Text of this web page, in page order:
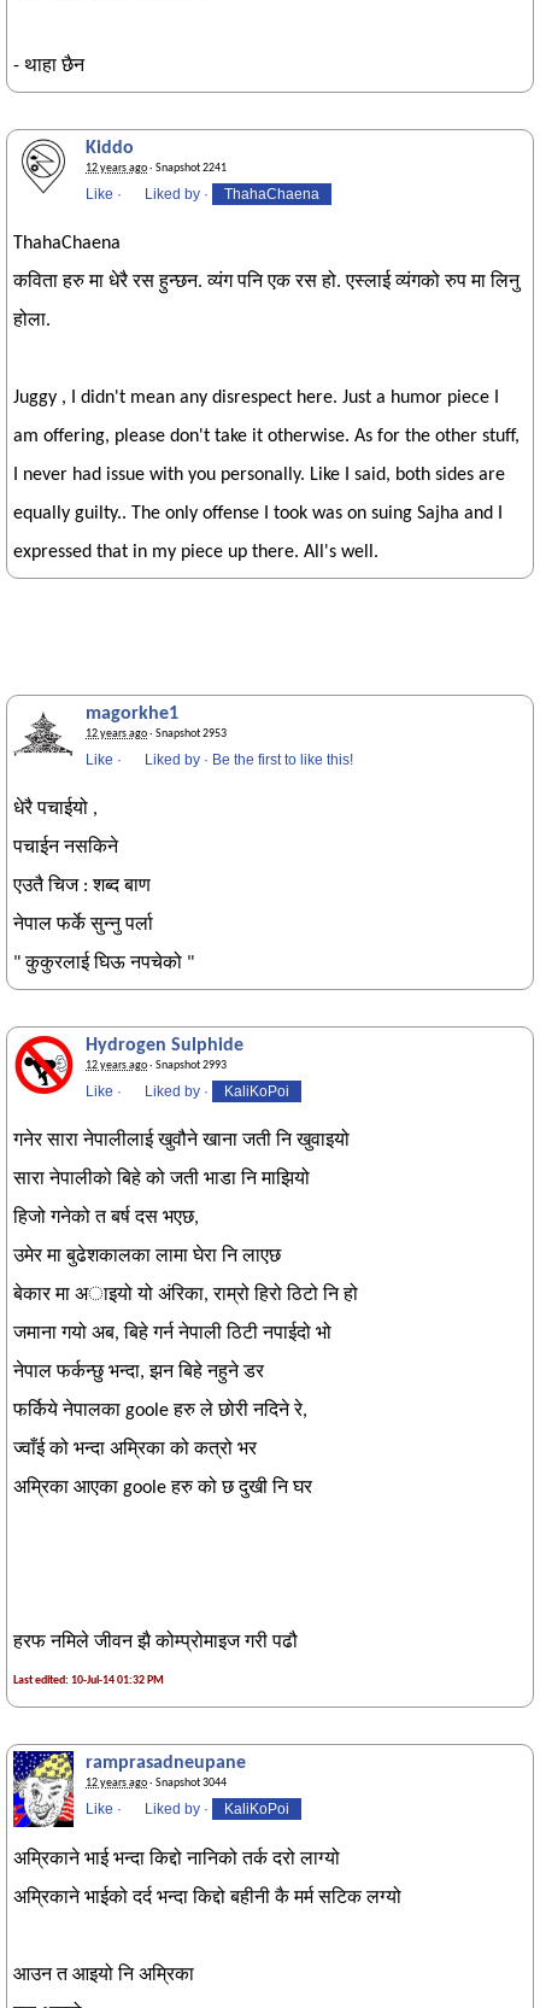
- थाहा छैन
Kiddo
12 years ago· Snapshot 2241
Like · Liked by · ThahaChaena
ThahaChaena
कविता हरु मा धेरै रस हुन्छन. व्यंग पनि एक रस हो. एस्लाई व्यंगको रुप मा लिनु
होला.
Juggy , I didn't mean any disrespect here. Just a humor piece I
am offering, please don't take it otherwise. As for the other stuff,
I never had issue with you personally. Like I said, both sides are
equally guilty.. The only offense I took was on suing Sajha and I
expressed that in my piece up there. All's well.
magorkhe1
12 years ago· Snapshot 2953
Like · Liked by · Be the first to like this!
धेरै पचाईयो ,
पचाईन नसकिने
एउतै चिज : शब्द बाण
नेपाल फर्के सुन्नु पर्ला
" कुकुरलाई घिऊ नपचेको "
Hydrogen Sulphide
12 years ago· Snapshot 2993
Like · Liked by · KaliKoPoi
गनेर सारा नेपालीलाई खुवौने खाना जती नि खुवाइयो
सारा नेपालीको बिहे को जती भाडा नि माझियो
हिजो गनेको त बर्ष दस भएछ,
उमेर मा बुढेशकालका लामा घेरा नि लाएछ
बेकार मा अाइयो यो अंरिका, राम्रो हिरो ठिटो नि हो
जमाना गयो अब, बिहे गर्न नेपाली ठिटी नपाईदो भो
नेपाल फर्कन्छु भन्दा, झन बिहे नहुने डर
फर्किये नेपालका goole हरु ले छोरी नदिने रे,
ज्वाँई को भन्दा अम्रिका को कत्रो भर
अम्रिका आएका goole हरु को छ दुखी नि घर
हरफ नमिले जीवन झै कोम्प्रोमाइज गरी पढौ
Last edited: 10-Jul-14 01:32 PM
ramprasadneupane
12 years ago· Snapshot 3044
Like · Liked by · KaliKoPoi
अम्रिकाने भाई भन्दा किद्दो नानिको तर्क दरो लाग्यो
अम्रिकाने भाईको दर्द भन्दा किद्दो बहीनी कै मर्म सटिक लग्यो
आउन त आइयो नि अम्रिका